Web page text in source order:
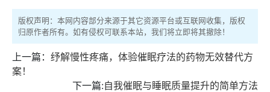
版权声明：本网内容部分来源于其它资源平台或互联网收集，版权
归原作者所有。如有侵权可联系本站，我们将立即将其撤除！
上一篇： 纾解慢性疼痛，体验催眠疗法的药物无效替代方
案！
下一篇:自我催眠与睡眠质量提升的简单方法